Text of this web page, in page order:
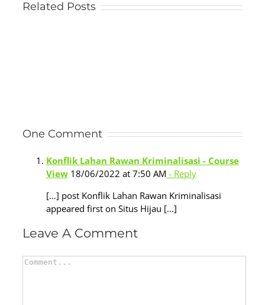
Related Posts
One Comment
Konflik Lahan Rawan Kriminalisasi - Course
View 18/06/2022 at 7:50 AM - Reply
[…] post Konflik Lahan Rawan Kriminalisasi
appeared first on Situs Hijau […]
Leave A Comment
Comment